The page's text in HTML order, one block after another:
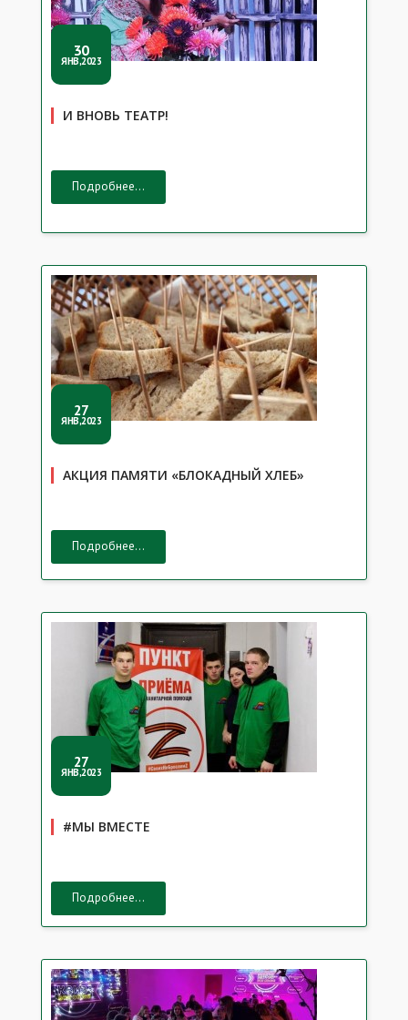
30
ЯНВ,2023
И ВНОВЬ ТЕАТР!
Подробнее...
27
ЯНВ,2023
АКЦИЯ ПАМЯТИ «БЛОКАДНЫЙ ХЛЕБ»
Подробнее...
27
ЯНВ,2023
#МЫ ВМЕСТЕ
Подробнее...